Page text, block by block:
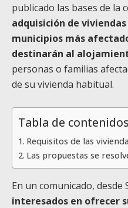
publicado las bases de la
adquisición de
municipios más
destinarán al
personas o familias
de su vivienda habitual.
Tabla de contenidos
Requisitos de las
Las propuestas se
En un comunicado, desde
interesados en ofrecer